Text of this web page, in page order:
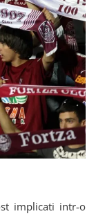
implicati intr-o